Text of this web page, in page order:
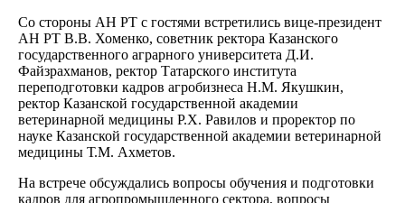
Со стороны АН РТ с гостями встретились вице-президент
АН РТ В.В. Хоменко, советник ректора Казанского
государственного аграрного университета Д.И.
Файзрахманов, ректор Татарского института
переподготовки кадров агробизнеса Н.М. Якушкин,
ректор Казанской государственной академии
ветеринарной медицины Р.Х. Равилов и проректор по
науке Казанской государственной академии ветеринарной
медицины Т.М. Ахметов.
На встрече обсуждались вопросы обучения и подготовки
кадров для агропромышленного сектора, вопросы